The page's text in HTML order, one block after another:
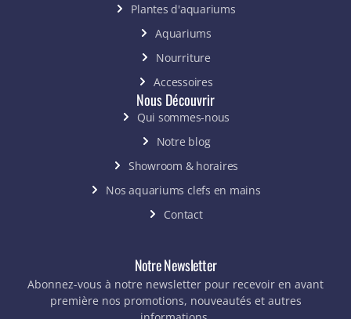
Plantes d'aquariums
Aquariums
Nourriture
Accessoires
Nous Découvrir
Qui sommes-nous
Notre blog
Showroom & horaires
Nos aquariums clefs en mains
Contact
Notre Newsletter
Abonnez-vous à notre newsletter pour recevoir en avant
première nos promotions, nouveautés et autres